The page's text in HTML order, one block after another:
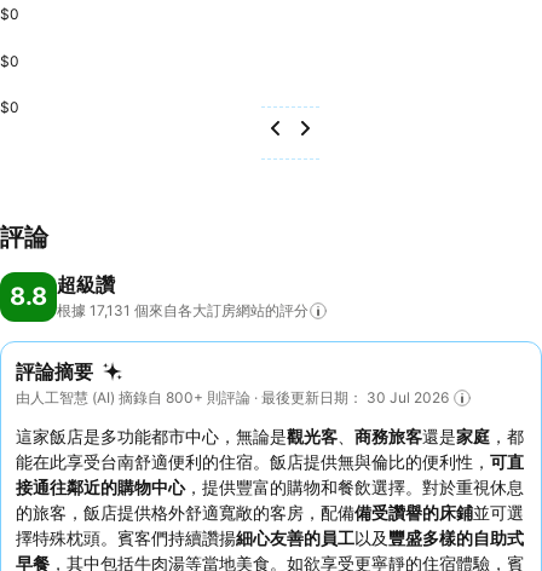
$0
$0
$0
評論
8.8 超級讚
根據 17,131 個來自各大訂房網站的評分
評論摘要
由人工智慧 (AI) 摘錄自 800+ 則評論 · 最後更新日期： 30 Jul 2026
這家飯店是多功能都市中心，無論是觀光客 商務旅客還是家庭 ，都
能在此享受台南舒適便利的住宿。飯店提供無與倫比的便利性， 可直
接通往鄰近的購物中心，提供豐富的購物和餐飲選擇。對於重視休息
的旅客，飯店提供格外舒適寬敞的客房，配備備受讚譽的床鋪並可選
擇特殊枕頭。賓客們持續讚揚細心友善的員工以及豐盛多樣的自助式
早餐 ，其中包括牛肉湯等當地美食。如欲享受更寧靜的住宿體驗，賓